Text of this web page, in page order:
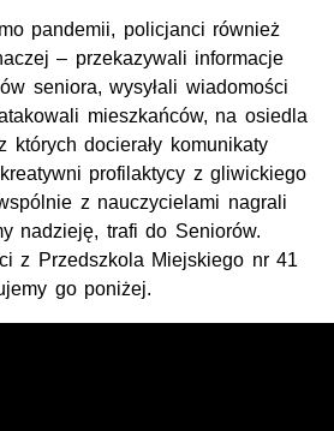
pandemii, policjanci również
– przekazywali informacje
seniora, wysyłali wiadomości
mieszkańców, na osiedla
których docierały komunikaty
profilaktycy z gliwickiego
z nauczycielami nagrali
nadzieję, trafi do Seniorów.
z Przedszkola Miejskiego nr 41
go poniżej.